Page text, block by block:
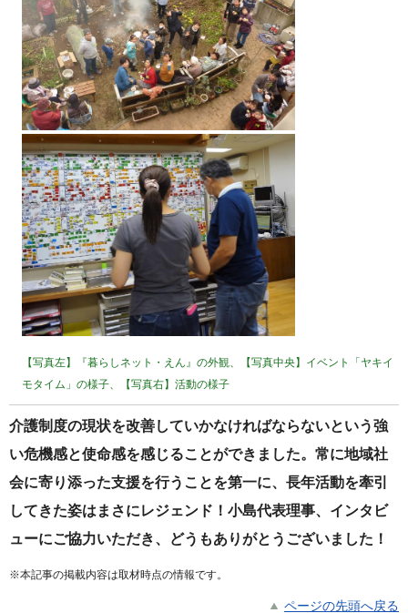
【写真左】『暮らしネット・えん』の外観、【写真中央】イベント「ヤキイ
モタイム」の様子、【写真右】活動の様子
介護制度の現状を改善していかなければならないという強
い危機感と使命感を感じることができました。 常に地域社
会に寄り添った支援を行うことを第一に、長年活動を牽引
してきた姿はまさにレジェンド！ 小島代表理事、インタビ
ューにご協力いただき、どうもありがとうございました！
※本記事の掲載内容は取材時点の情報です。
ページの先頭へ戻る